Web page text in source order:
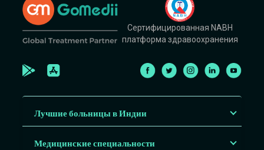
Сертифицированная NABH
платформа здравоохранения
Лучшие больницы в Индии
Медицинские специальности